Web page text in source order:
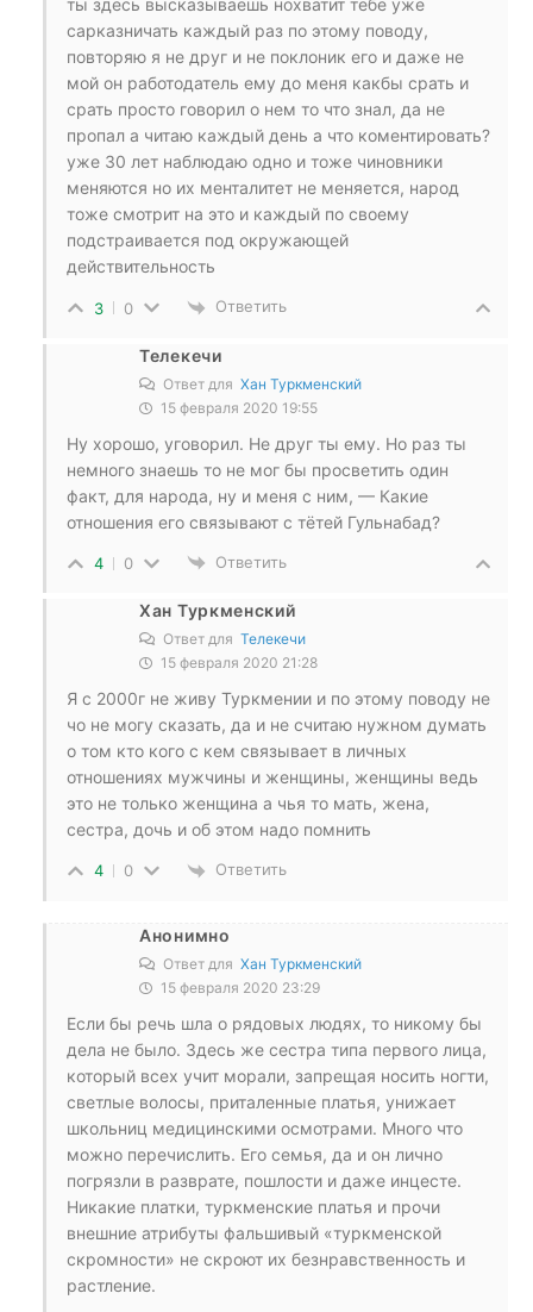
ты здесь высказываешь нохватит тебе уже
сарказничать каждый раз по этому поводу,
повторяю я не друг и не поклоник его и даже не
мой он работодатель ему до меня какбы срать и
срать просто говорил о нем то что знал, да не
пропал а читаю каждый день а что коментировать?
уже 30 лет наблюдаю одно и тоже чиновники
меняются но их менталитет не меняется, народ
тоже смотрит на это и каждый по своему
подстраивается под окружающей
действительность
3 0 Ответить
Телекечи
Ответ для Хан Туркменский
15 февраля 2020 19:55
Ну хорошо, уговорил. Не друг ты ему. Но раз ты
немного знаешь то не мог бы просветить один
факт, для народа, ну и меня с ним, — Какие
отношения его связывают с тётей Гульнабад?
4 0 Ответить
Хан Туркменский
Ответ для Телекечи
15 февраля 2020 21:28
Я с 2000г не живу Туркмении и по этому поводу не
чо не могу сказать, да и не считаю нужном думать
о том кто кого с кем связывает в личных
отношениях мужчины и женщины, женщины ведь
это не только женщина а чья то мать, жена,
сестра, дочь и об этом надо помнить
4 0 Ответить
Анонимно
Ответ для Хан Туркменский
15 февраля 2020 23:29
Если бы речь шла о рядовых людях, то никому бы
дела не было. Здесь же сестра типа первого лица,
который всех учит морали, запрещая носить ногти,
светлые волосы, приталенные платья, унижает
школьниц медицинскими осмотрами. Много что
можно перечислить. Его семья, да и он лично
погрязли в разврате, пошлости и даже инцесте.
Никакие платки, туркменские платья и прочи
внешние атрибуты фальшивый «туркменской
скромности» не скроют их безнравственность и
растление.